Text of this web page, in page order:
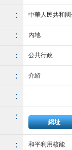
: 中華人民共和
: 內地
: 公共行政
: 介紹
:
:
網址
:
和平利用核能